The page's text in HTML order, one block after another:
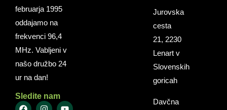
februarja 1995
oddajamo na
frekvenci 96,4
MHz. Vabljeni v
našo družbo 24
ur na dan!
Sledite nam
Jurovska
cesta
21, 2230
Lenart v
Slovenskih
goricah
Davčna